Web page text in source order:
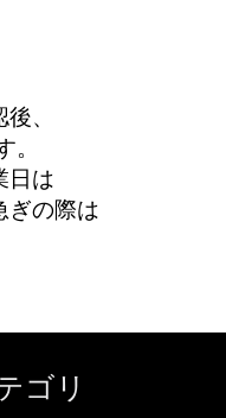
、
。
日は
ぎの際は
ゴリ